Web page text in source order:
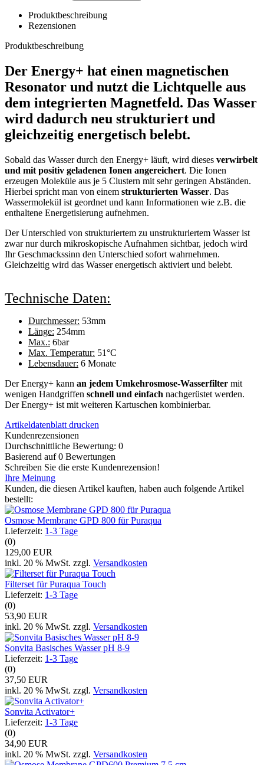
Produktbeschreibung
Rezensionen
Produktbeschreibung
Der Energy+ hat einen magnetischen
Resonator und nutzt die Lichtquelle aus
dem integrierten Magnetfeld. Das Wasser
wird dadurch neu strukturiert und
gleichzeitig energetisch belebt.
Sobald das Wasser durch den Energy+ läuft, wird dieses verwirbelt
und mit positiv geladenen Ionen angereichert. Die Ionen
erzeugen Moleküle aus je 5 Clustern mit sehr geringen Abständen.
Hierbei spricht man von einem strukturierten Wasser. Das
Wassermolekül ist geordnet und kann Informationen wie z.B. die
enthaltene Energetisierung aufnehmen.
Der Unterschied von strukturiertem zu unstrukturiertem Wasser ist
zwar nur durch mikroskopische Aufnahmen sichtbar, jedoch wird
Ihr Geschmackssinn den Unterschied sofort wahrnehmen.
Gleichzeitig wird das Wasser energetisch aktiviert und belebt.
Technische Daten:
Durchmesser: 53mm
Länge: 254mm
Max.: 6bar
Max. Temperatur: 51°C
Lebensdauer: 6 Monate
Der Energy+ kann an jedem Umkehrosmose-Wasserfilter mit
wenigen Handgriffen schnell und einfach nachgerüstet werden.
Der Energy+ ist mit weiteren Kartuschen kombinierbar.
Artikeldatenblatt drucken
Kundenrezensionen
Durchschnittliche Bewertung: 0
Basierend auf 0 Bewertungen
Schreiben Sie die erste Kundenrezension!
Ihre Meinung
Kunden, die diesen Artikel kauften, haben auch folgende Artikel
bestellt:
Osmose Membrane GPD 800 für Puraqua
Lieferzeit: 1-3 Tage
(0)
129,00 EUR
inkl. 20 % MwSt. zzgl. Versandkosten
Filterset für Puraqua Touch
Lieferzeit: 1-3 Tage
(0)
53,90 EUR
inkl. 20 % MwSt. zzgl. Versandkosten
Sonvita Basisches Wasser pH 8-9
Lieferzeit: 1-3 Tage
(0)
37,50 EUR
inkl. 20 % MwSt. zzgl. Versandkosten
Sonvita Activator+
Lieferzeit: 1-3 Tage
(0)
34,90 EUR
inkl. 20 % MwSt. zzgl. Versandkosten